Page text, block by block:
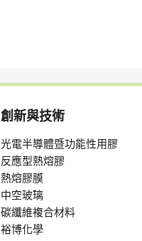
創新與技術
光電半導體暨功能性用膠
反應型熱熔膠
熱熔膠膜
中空玻璃
碳纖維複合材料
裕博化學